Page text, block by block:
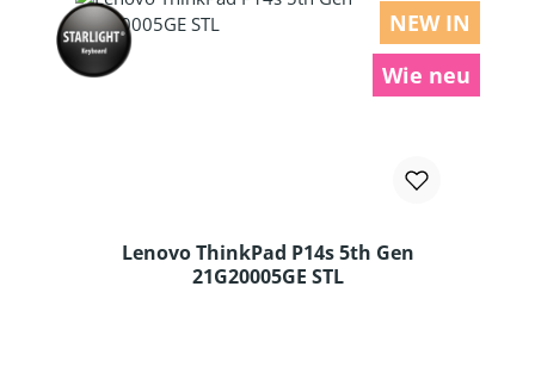
NEW IN
Wie neu
Lenovo ThinkPad P14s 5th Gen
21G20005GE STL